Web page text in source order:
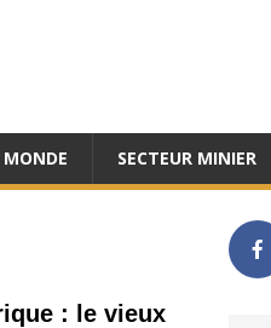
MONDE SECTEUR MINIER
: le vieux